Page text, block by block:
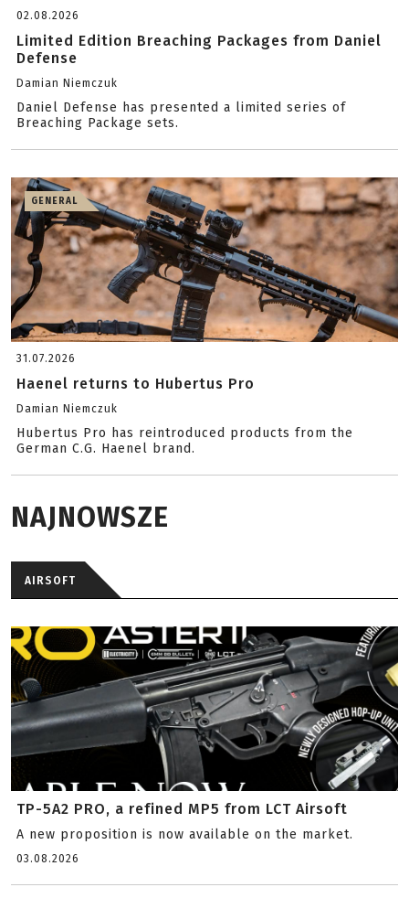
02.08.2026
Limited Edition Breaching Packages from Daniel
Defense
Damian Niemczuk
Daniel Defense has presented a limited series of
Breaching Package sets.
GENERAL
31.07.2026
Haenel returns to Hubertus Pro
Damian Niemczuk
Hubertus Pro has reintroduced products from the
German C.G. Haenel brand.
NAJNOWSZE
AIRSOFT
TP-5A2 PRO, a refined MP5 from LCT Airsoft
A new proposition is now available on the market.
03.08.2026